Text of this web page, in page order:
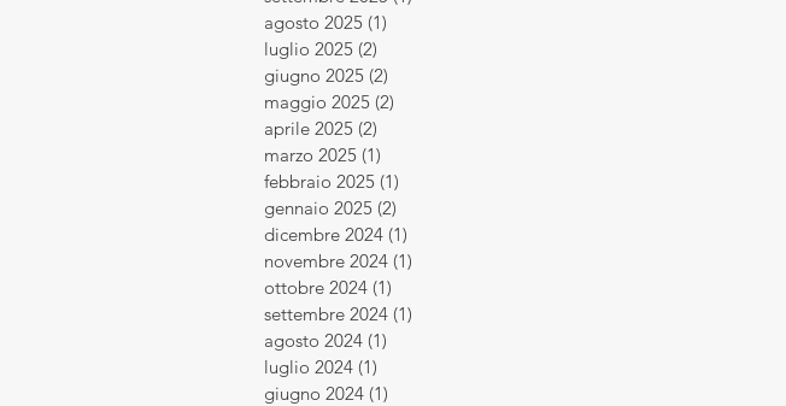
agosto 2025 (1)
luglio 2025 (2)
giugno 2025 (2)
maggio 2025 (2)
aprile 2025 (2)
marzo 2025 (1)
febbraio 2025 (1)
gennaio 2025 (2)
dicembre 2024 (1)
novembre 2024 (1)
ottobre 2024 (1)
settembre 2024 (1)
agosto 2024 (1)
luglio 2024 (1)
giugno 2024 (1)